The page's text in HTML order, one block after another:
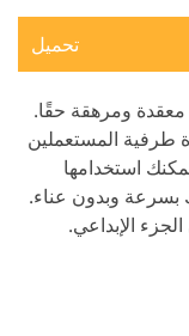
تحميل
معقدة ومرهقة حقًا.
طرفية المستعملين
استخدامها
بسرعة وبدون عناء.
الإبداعي.